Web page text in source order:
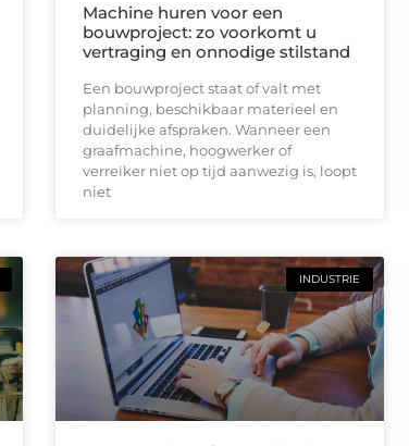
Machine huren voor een
bouwproject: zo voorkomt u
vertraging en onnodige stilstand
Een bouwproject staat of valt met
planning, beschikbaar materieel en
duidelijke afspraken. Wanneer een
graafmachine, hoogwerker of
verreiker niet op tijd aanwezig is, loopt
niet
INDUSTRIE